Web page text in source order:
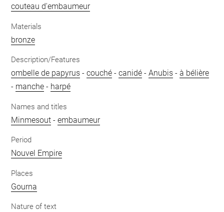
couteau d'embaumeur
Materials
bronze
Description/Features
ombelle de papyrus -couché -canidé -Anubis -à bélière
- manche - harpé
Names and titles
Minmesout -embaumeur
Period
Nouvel Empire
Places
Gourna
Nature of text